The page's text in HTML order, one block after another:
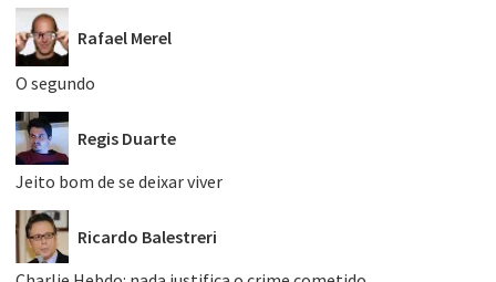
Rafael Merel
O segundo
Regis Duarte
Jeito bom de se deixar viver
Ricardo Balestreri